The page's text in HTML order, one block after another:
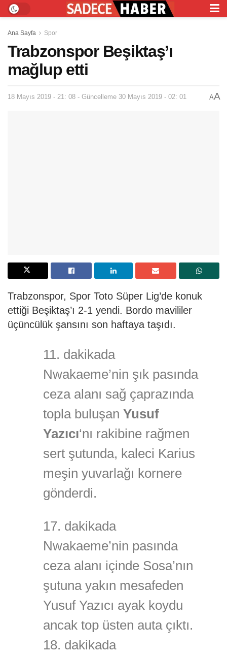
Ana Sayfa Spor
Trabzonspor Beşiktaş’ı
mağlup etti
18 Mayıs 2019 - 21: 08 - Güncelleme 30 Mayıs 2019 - 02: 01 AA
Trabzonspor, Spor Toto Süper Lig’de konuk
ettiği Beşiktaş’ı 2-1 yendi. Bordo mavililer
üçüncülük şansını son haftaya taşıdı.
11. dakikada
Nwakaeme’nin şık pasında
ceza alanı sağ çaprazında
topla buluşan Yusuf
Yazıcı‘nı rakibine rağmen
sert şutunda, kaleci Karius
meşin yuvarlağı kornere
gönderdi.
17. dakikada
Nwakaeme’nin pasında
ceza alanı içinde Sosa’nın
şutuna yakın mesafeden
Yusuf Yazıcı ayak koydu
ancak top üsten auta çıktı.
18. dakikada